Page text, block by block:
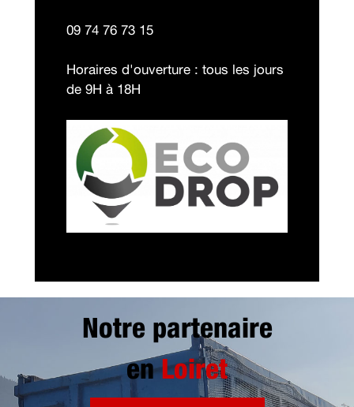
09 74 76 73 15
Horaires d'ouverture : tous les jours
de 9H à 18H
Notre partenaire
enLoiret